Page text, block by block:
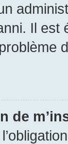
Il est
de